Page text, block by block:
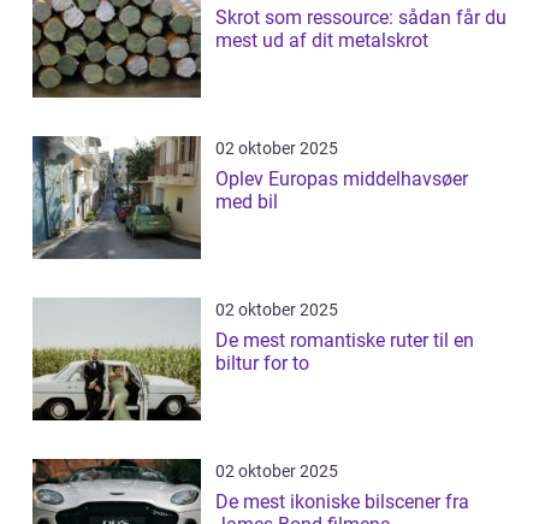
Skrot som ressource: sådan får du
mest ud af dit metalskrot
02 oktober 2025
Oplev Europas middelhavsøer
med bil
02 oktober 2025
De mest romantiske ruter til en
biltur for to
02 oktober 2025
De mest ikoniske bilscener fra